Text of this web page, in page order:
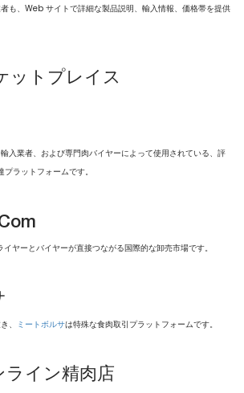
も、Web サイトで詳細な製品説明、輸入情報、価格帯を提供
ットプレイス
入業者、および専門肉バイヤーによって使用されている、評
ラットフォームです。
イヤーとバイヤーが直接つながる国際的な卸売市場です。
、 ミートボルサは特殊な食肉取引プラットフォームです。
ライン精肉店